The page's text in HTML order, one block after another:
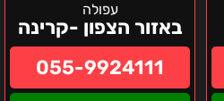
עפולה
באזור הצפון -קרינה
055-9924111